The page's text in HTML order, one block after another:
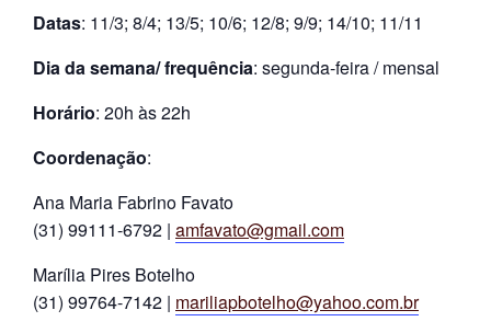
Datas: 11/3; 8/4; 13/5; 10/6; 12/8; 9/9; 14/10; 11/11
Dia da semana/ frequência: segunda-feira / mensal
Horário: 20h às 22h
Coordenação:
Ana Maria Fabrino Favato
(31) 99111-6792 | amfavato@gmail.com
Marília Pires Botelho
(31) 99764-7142 | mariliapbotelho@yahoo.com.br